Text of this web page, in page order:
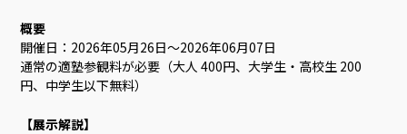
概要
開催日：2026年05月26日～2026年06月07日
通常の適塾参観料が必要（大人 400円、大学生・高校生 200
円、中学生以下無料）
【展示解説】